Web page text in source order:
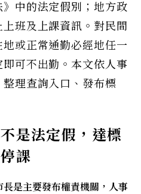
中的法定假別；地方政
班及上課資訊。對民間
或正常通勤必經地任一
可不出勤。本文依人事
理查詢入口、發布標
是法定假，達標
課
長是主要發布權責機關，人事